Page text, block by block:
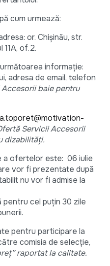
cum urmează:
or. Chișinău, str.
of.2.
informație:
adresa de email, telefon
baie pentru
Servicii Accesorii
dizabilități.
a ofertelor este: 06 iulie
vor fi prezentate după
nu vor fi admise la
cel puțin 30 zile
pentru participare la
comisia de selecție,
raportat la calitate.